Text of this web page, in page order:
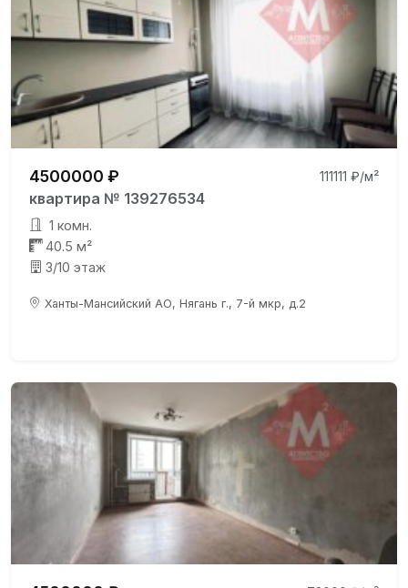
4500000 ₽ 111111 ₽/м²
квартира № 139276534
1 комн.
40.5 м²
3/10 этаж
Ханты-Мансийский АО, Нягань г., 7-й мкр, д.2